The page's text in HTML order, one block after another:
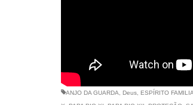
ANJO DA GUARDA, Deus, ESPÍRITO